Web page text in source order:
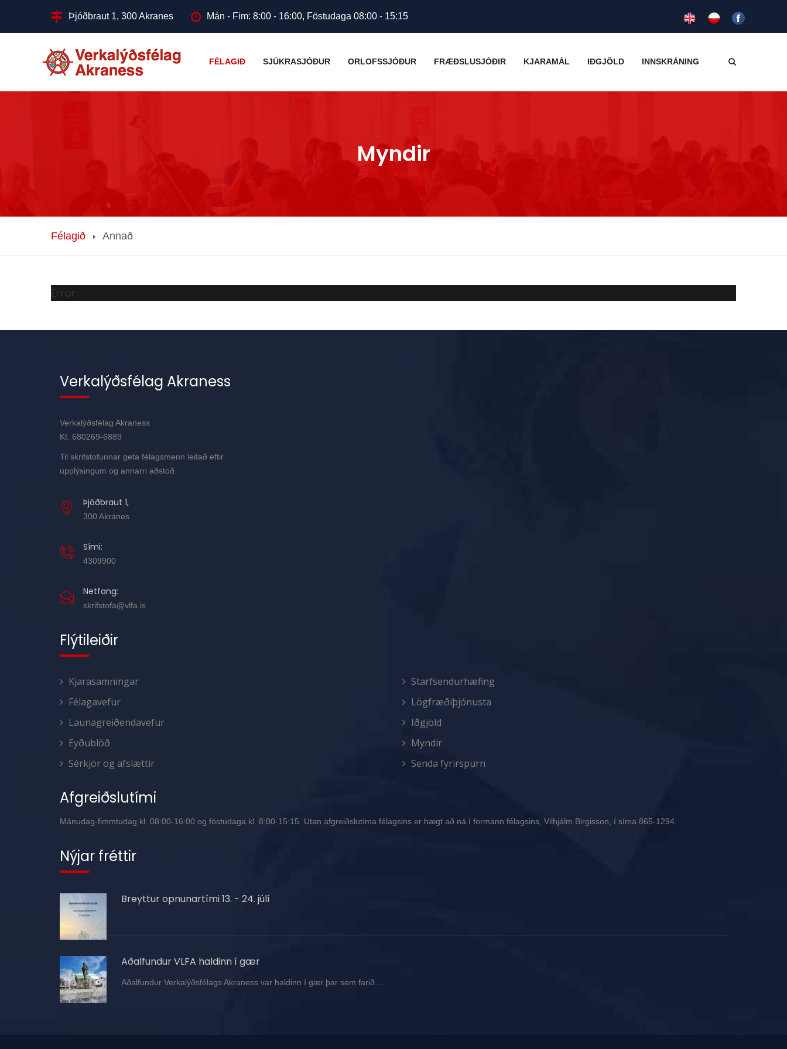
Þjóðbraut 1, 300 Akranes Mán - Fim: 8:00 - 16:00, Föstudaga 08:00 - 15:15
FÉLAGIÐ SJÚKRASJÓÐUR ORLOFSSJÓÐUR FRÆÐSLUSJÓÐIR KJARAMÁL IÐGJÖLD INNSKRÁNING
Myndir
Félagið Annað
Error
Verkalýðsfélag Akraness
Verkalýðsfélag Akraness
Kt. 680269-6889
Til skrifstofunnar geta félagsmenn leitað eftir
upplýsingum og annarri aðstoð.
Þjóðbraut 1,
300 Akranes
Sími:
4309900
Netfang:
skrifstofa@vlfa.is
Flýtileiðir
Kjarasamningar
Félagavefur
Launagreiðendavefur
Eyðublöð
Sérkjör og afslættir
Starfsendurhæfing
Lögfræðiþjónusta
Iðgjöld
Myndir
Senda fyrirspurn
Afgreiðslutími
Mánudag-fimmtudag kl. 08:00-16:00 og föstudaga kl. 8:00-15:15. Utan afgreiðslutíma félagsins er hægt að ná í formann félagsins, Vilhjálm Birgisson, í síma 865-1294.
Nýjar fréttir
Breyttur opnunartími 13. - 24. júlí
Aðalfundur VLFA haldinn í gær
Aðalfundur Verkalýðsfélags Akraness var haldinn í gær þar sem farið…